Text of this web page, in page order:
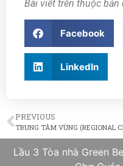
Bài viết trên thuộc bản
Facebook
LinkedIn
PREVIOUS
Lầu 3 Tòa nhà Green